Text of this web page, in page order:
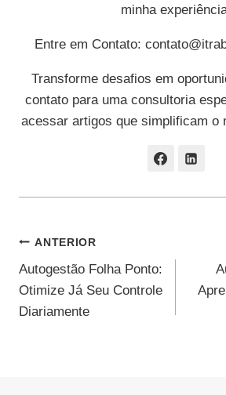
minha
Entre em Contato:
Transforme desafios em
contato para uma consultoria
acessar artigos que simplificam o
Navegação
De
Post
ANTERIOR
Autogestão Folha Ponto:
Otimize Já Seu Controle
Diariamente